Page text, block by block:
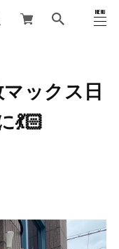
MENU
CLOSE
ックス日
💃🏻